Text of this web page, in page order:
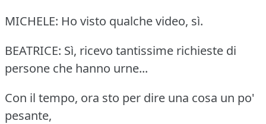
MICHELE: Ho visto qualche video, sì.
BEATRICE: Sì, ricevo tantissime richieste di
persone che hanno urne...
Con il tempo, ora sto per dire una cosa un po'
pesante,